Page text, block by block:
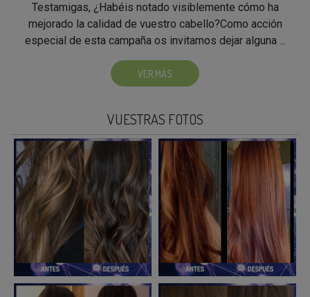
Testamigas, ¿Habéis notado visiblemente cómo ha
mejorado la calidad de vuestro cabello?Como acción
especial de esta campaña os invitamos dejar alguna ...
VER MÁS
VUESTRAS FOTOS